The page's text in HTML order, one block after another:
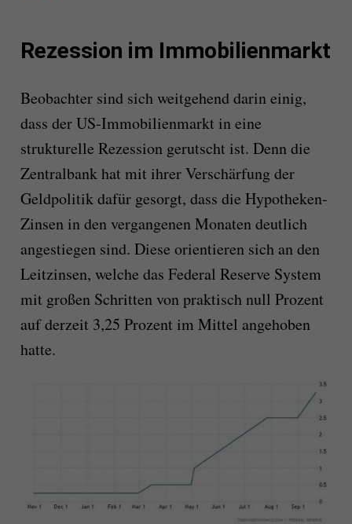
Rezession im Immobilienmarkt
Beobachter sind sich weitgehend darin einig,
dass der US-Immobilienmarkt in eine
strukturelle Rezession gerutscht ist. Denn die
Zentralbank hat mit ihrer Verschärfung der
Geldpolitik dafür gesorgt, dass die Hypotheken-
Zinsen in den vergangenen Monaten deutlich
angestiegen sind. Diese orientieren sich an den
Leitzinsen, welche das Federal Reserve System
mit großen Schritten von praktisch null Prozent
auf derzeit 3,25 Prozent im Mittel angehoben
hatte.